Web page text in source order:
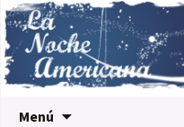
Menú